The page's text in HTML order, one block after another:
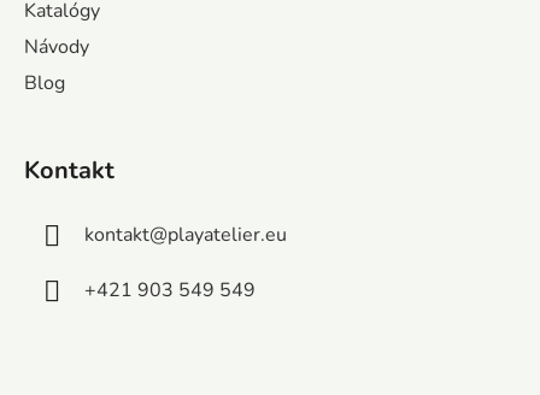
Katalógy
Návody
Blog
Kontakt
kontakt@playatelier.eu
+421 903 549 549